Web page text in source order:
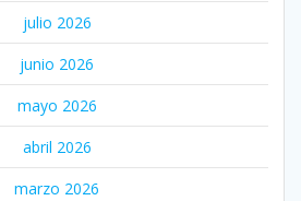
julio 2026
junio 2026
mayo 2026
abril 2026
marzo 2026